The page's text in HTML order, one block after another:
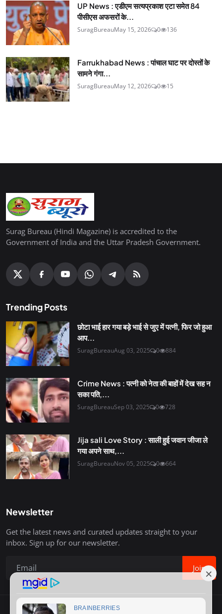
UP News : एडीएम सत्यप्रकाश एटा समेत 84
पीसीएस अफसरों के...
SuragBureauMay 15, 2026 0 136
Farrukhabad News : पांचाल घाट पर दोस्तों के
सामने गंगा...
SuragBureauMay 12, 2026 0 15
Surag Bureau (Hindi Magazine) is accredited to the
Government of India and the Uttar Pradesh Government.
Trending Posts
छोटा भाई हार गया बड़े भाई से जुए में पत्नी, फिर जो हुआ
आप...
SuragBureauAug 03, 2025 0 884
Crime News : पत्नी को नेता की बाहों में देख सह न
सका पति,...
SuragBureauSep 03, 2025 0 728
Jija sali Love Story : साली हुई जवान जीजा ले
गया अपने साथ,...
SuragBureauNov 05, 2025 0 664
Newsletter
Get the latest news and curated updates straight to your
inbox. Sign up for our newsletter.
Join